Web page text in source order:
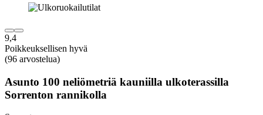
9,4
Poikkeuksellisen hyvä
(96 arvostelua)
Asunto 100 neliömetriä kauniilla ulkoterassilla
Sorrenton rannikolla